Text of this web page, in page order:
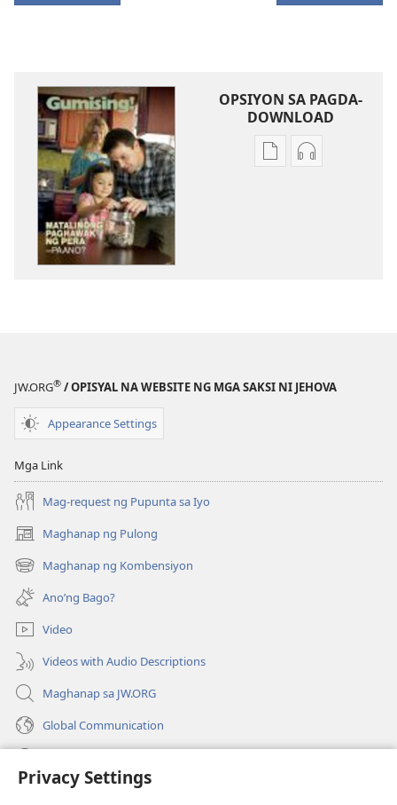
Privacy Settings
OPSIYON SA PAGDA-
DOWNLOAD
OpsiyonOpsiyon
JW.ORG® / OPISYAL NA WEBSITE NG MGA SAKSI NI JEHOVA
Appearance Settings
Mga Link
Mag-request ng Pupunta sa Iyo
Maghanap ng Pulong
(may
bubukas
na
bagong
window)
Maghanap ng Kombensiyon
(may
bubukas
na
bagong
window)
Ano’ng Bago?
Video
Videos with Audio Descriptions
Maghanap sa JW.ORG
Global Communication